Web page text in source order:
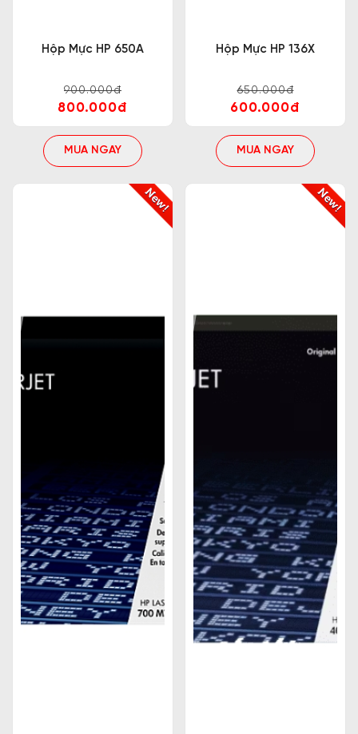
Hộp Mực HP 650A
900.000đ
800.000đ
MUA NGAY
Hộp Mực HP 136X
650.000đ
600.000đ
MUA NGAY